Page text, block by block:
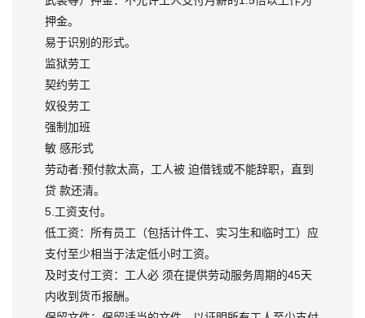
押金。
易于识别的形式。
监狱劳工
契约劳工
奴役劳工
强制加班
敏 感形式
劳动者:预付款太高，工人被 迫借钱或不能辞职，直到
贷 款还清。
5.工资支付。
低工资：所有员工（包括计件工、实习生和临时工）应
支付至少相当于法定低小时工资。
及时支付工资：工人必 须在提供劳动服务周期的45天
内收到货币报酬。